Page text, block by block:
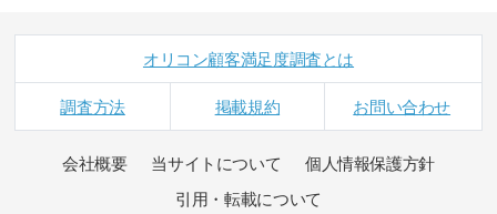
オリコン顧客満足度調査とは
調査方法 掲載規約 お問い合わせ
会社概要 当サイトについて
個人情報保護方針
引用・転載について